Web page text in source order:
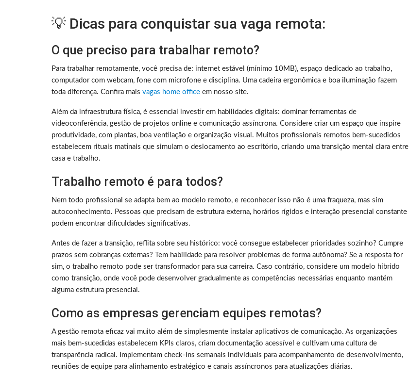
💡 Dicas para conquistar sua vaga remota:
O que preciso para trabalhar remoto?
Para trabalhar remotamente, você precisa de: internet estável (mínimo 10MB), espaço dedicado ao trabalho,
computador com webcam, fone com microfone e disciplina. Uma cadeira ergonômica e boa iluminação fazem
toda diferença. Confira mais vagas home office em nosso site.
Além da infraestrutura física, é essencial investir em habilidades digitais: dominar ferramentas de
videoconferência, gestão de projetos online e comunicação assíncrona. Considere criar um espaço que inspire
produtividade, com plantas, boa ventilação e organização visual. Muitos profissionais remotos bem-sucedidos
estabelecem rituais matinais que simulam o deslocamento ao escritório, criando uma transição mental clara entre
casa e trabalho.
Trabalho remoto é para todos?
Nem todo profissional se adapta bem ao modelo remoto, e reconhecer isso não é uma fraqueza, mas sim
autoconhecimento. Pessoas que precisam de estrutura externa, horários rígidos e interação presencial constante
podem encontrar dificuldades significativas.
Antes de fazer a transição, reflita sobre seu histórico: você consegue estabelecer prioridades sozinho? Cumpre
prazos sem cobranças externas? Tem habilidade para resolver problemas de forma autônoma? Se a resposta for
sim, o trabalho remoto pode ser transformador para sua carreira. Caso contrário, considere um modelo híbrido
como transição, onde você pode desenvolver gradualmente as competências necessárias enquanto mantém
alguma estrutura presencial.
Como as empresas gerenciam equipes remotas?
A gestão remota eficaz vai muito além de simplesmente instalar aplicativos de comunicação. As organizações
mais bem-sucedidas estabelecem KPIs claros, criam documentação acessível e cultivam uma cultura de
transparência radical. Implementam check-ins semanais individuais para acompanhamento de desenvolvimento,
reuniões de equipe para alinhamento estratégico e canais assíncronos para atualizações diárias.